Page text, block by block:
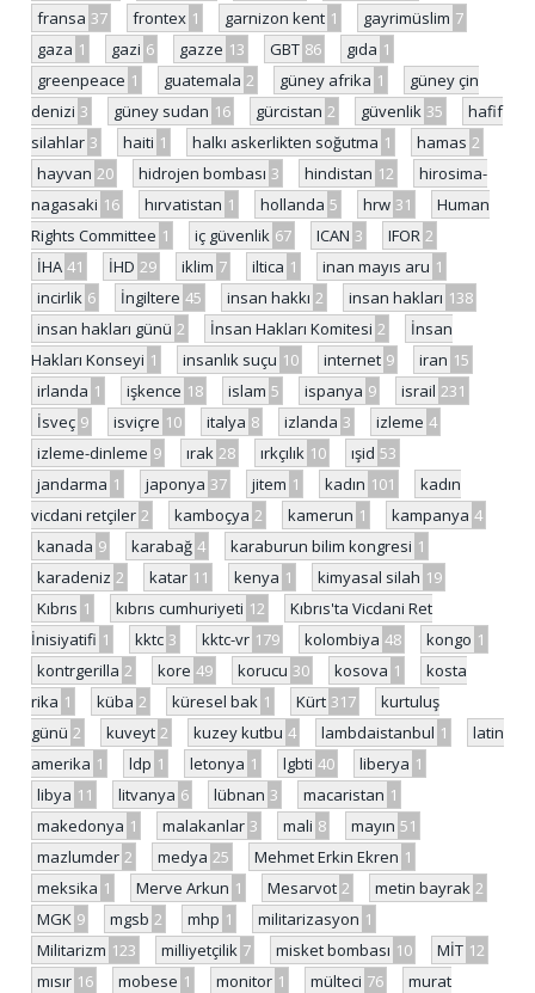
fransa 37 frontex 1 garnizon kent 1 gayrimüslim 7
gaza 1 gazi 6 gazze 13 GBT 86 gıda 1
greenpeace 1 guatemala 2 güney afrika 1
güney çin
denizi 3 güney sudan 16 gürcistan 2 güvenlik 35
hafif
silahlar 3 haiti 1 halkı askerlikten soğutma 1 hamas 2
hayvan 20 hidrojen bombası 3 hindistan 12
hirosima-
nagasaki 16 hırvatistan 1 hollanda 5 hrw 31
Human
Rights Committee 1 iç güvenlik 67 ICAN 3 IFOR 2
İHA 41 İHD 29 iklim 7 iltica 1 inan mayıs aru 1
incirlik 6 İngiltere 45 insan hakkı 2 insan hakları 138
insan hakları günü 2 İnsan Hakları Komitesi 2
İnsan
Hakları Konseyi 1 insanlık suçu 10 internet 9 iran 15
irlanda 1 işkence 18 islam 5 ispanya 9 israil 231
İsveç 9 isviçre 10 italya 8 izlanda 3 izleme 4
izleme-dinleme 9 ırak 28 ırkçılık 10 ışid 53
jandarma 1 japonya 37 jitem 1 kadın 101
kadın
vicdani retçiler 2 kamboçya 2 kamerun 1 kampanya 4
kanada 9 karabağ 4 karaburun bilim kongresi 1
karadeniz 2 katar 11 kenya 1 kimyasal silah 19
Kıbrıs 1 kıbrıs cumhuriyeti 12
Kıbrıs'ta Vicdani Ret
İnisiyatifi 1 kktc 3 kktc-vr 179 kolombiya 48 kongo 1
kontrgerilla 2 kore 49 korucu 30 kosova 1
kosta
rika 1 küba 2 küresel bak 1 Kürt 317
kurtuluş
günü 2 kuveyt 2 kuzey kutbu 4 lambdaistanbul 1
latin
amerika 1 ldp 1 letonya 1 lgbti 40 liberya 1
libya 11 litvanya 6 lübnan 3 macaristan 1
makedonya 1 malakanlar 3 mali 8 mayın 51
mazlumder 2 medya 25 Mehmet Erkin Ekren 1
meksika 1 Merve Arkun 1 Mesarvot 2 metin bayrak 2
MGK 9 mgsb 2 mhp 1 militarizasyon 1
Militarizm 123 milliyetçilik 7 misket bombası 10 MİT 12
mısır 16 mobese 1 monitor 1 mülteci 76
murat